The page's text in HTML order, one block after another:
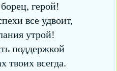
герой!
все удвоит,
утрой!
поддержкой
твоих всегда.